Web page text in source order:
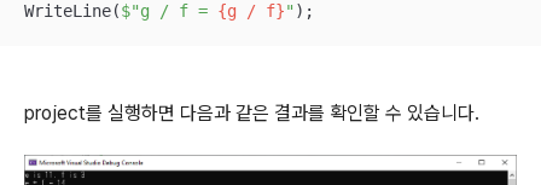
WriteLine($"g / f = {g / f}" );
project를 실행하면 다음과 같은 결과를 확인할 수 있습니다.